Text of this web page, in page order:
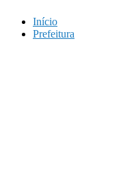
Início
Prefeitura